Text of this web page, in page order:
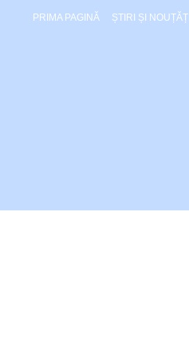
PRIMA PAGINĂ ȘTIRI ȘI NOUȚĂȚI